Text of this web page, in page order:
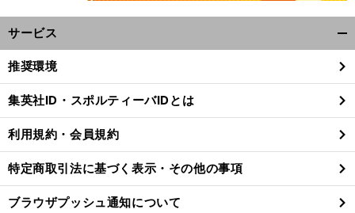
サービス
閉
る
推奨環境
集英社ID・スポルティーバIDとは
利用規約・会員規約
特定商取引法に基づく表示・その他の事項
ブラウザプッシュ通知について